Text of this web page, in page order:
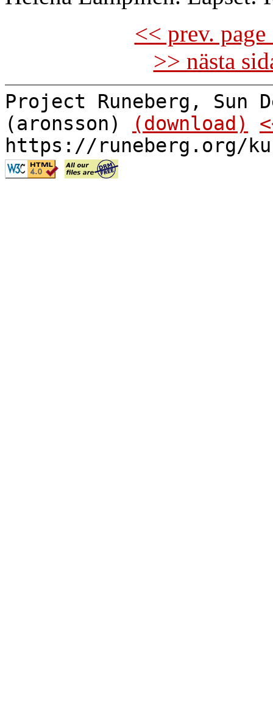
<< prev.
>> nästa
Project Runeberg, Sun
(aronsson)
(download)
https://runeberg.org/